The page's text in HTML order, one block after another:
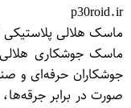
p30roid.ir
ماسک هلالی
ماسک جوشکاری
جوشکاران حرفه‌ای و
صورت در برابر